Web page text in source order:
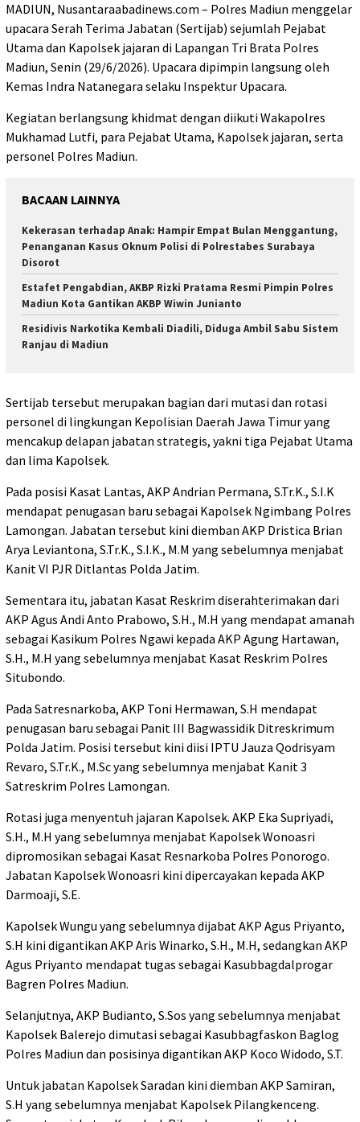
MADIUN, Nusantaraabadinews.com – Polres Madiun menggelar
upacara Serah Terima Jabatan (Sertijab) sejumlah Pejabat
Utama dan Kapolsek jajaran di Lapangan Tri Brata Polres
Madiun, Senin (29/6/2026). Upacara dipimpin langsung oleh
Kemas Indra Natanegara selaku Inspektur Upacara.
Kegiatan berlangsung khidmat dengan diikuti Wakapolres
Mukhamad Lutfi, para Pejabat Utama, Kapolsek jajaran, serta
personel Polres Madiun.
BACAAN LAINNYA
Kekerasan terhadap Anak: Hampir Empat Bulan Menggantung,
Penanganan Kasus Oknum Polisi di Polrestabes Surabaya
Disorot
Estafet Pengabdian, AKBP Rizki Pratama Resmi Pimpin Polres
Madiun Kota Gantikan AKBP Wiwin Junianto
Residivis Narkotika Kembali Diadili, Diduga Ambil Sabu Sistem
Ranjau di Madiun
Sertijab tersebut merupakan bagian dari mutasi dan rotasi
personel di lingkungan Kepolisian Daerah Jawa Timur yang
mencakup delapan jabatan strategis, yakni tiga Pejabat Utama
dan lima Kapolsek.
Pada posisi Kasat Lantas, AKP Andrian Permana, S.Tr.K., S.I.K
mendapat penugasan baru sebagai Kapolsek Ngimbang Polres
Lamongan. Jabatan tersebut kini diemban AKP Dristica Brian
Arya Leviantona, S.Tr.K., S.I.K., M.M yang sebelumnya menjabat
Kanit VI PJR Ditlantas Polda Jatim.
Sementara itu, jabatan Kasat Reskrim diserahterimakan dari
AKP Agus Andi Anto Prabowo, S.H., M.H yang mendapat amanah
sebagai Kasikum Polres Ngawi kepada AKP Agung Hartawan,
S.H., M.H yang sebelumnya menjabat Kasat Reskrim Polres
Situbondo.
Pada Satresnarkoba, AKP Toni Hermawan, S.H mendapat
penugasan baru sebagai Panit III Bagwassidik Ditreskrimum
Polda Jatim. Posisi tersebut kini diisi IPTU Jauza Qodrisyam
Revaro, S.Tr.K., M.Sc yang sebelumnya menjabat Kanit 3
Satreskrim Polres Lamongan.
Rotasi juga menyentuh jajaran Kapolsek. AKP Eka Supriyadi,
S.H., M.H yang sebelumnya menjabat Kapolsek Wonoasri
dipromosikan sebagai Kasat Resnarkoba Polres Ponorogo.
Jabatan Kapolsek Wonoasri kini dipercayakan kepada AKP
Darmoaji, S.E.
Kapolsek Wungu yang sebelumnya dijabat AKP Agus Priyanto,
S.H kini digantikan AKP Aris Winarko, S.H., M.H, sedangkan AKP
Agus Priyanto mendapat tugas sebagai Kasubbagdalprogar
Bagren Polres Madiun.
Selanjutnya, AKP Budianto, S.Sos yang sebelumnya menjabat
Kapolsek Balerejo dimutasi sebagai Kasubbagfaskon Baglog
Polres Madiun dan posisinya digantikan AKP Koco Widodo, S.T.
Untuk jabatan Kapolsek Saradan kini diemban AKP Samiran,
S.H yang sebelumnya menjabat Kapolsek Pilangkenceng.